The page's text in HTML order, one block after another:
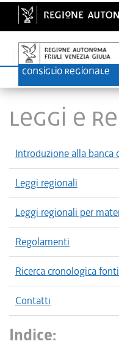
LEGGI E
Introduzione alla banca
Leggi regionali
Leggi regionali per
Regolamenti
Ricerca cronologica
Contatti
Indice: